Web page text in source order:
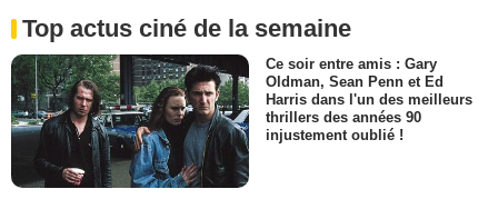
Top actus ciné de la semaine
Ce soir entre amis : Gary
Oldman, Sean Penn et Ed
Harris dans l'un des meilleurs
thrillers des années 90
injustement oublié !